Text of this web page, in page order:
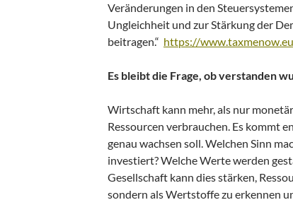
Veränderungen in den
Ungleichheit und zur Stärkung der
beitragen.“ https://
Es bleibt die Frage, ob verstanden
Wirtschaft kann mehr, als nur
Ressourcen verbrauchen. Es kommt
genau wachsen soll. Welchen Sinn
investiert? Welche Werte werden
Gesellschaft kann dies stärken,
sondern als Wertstoffe zu erkennen